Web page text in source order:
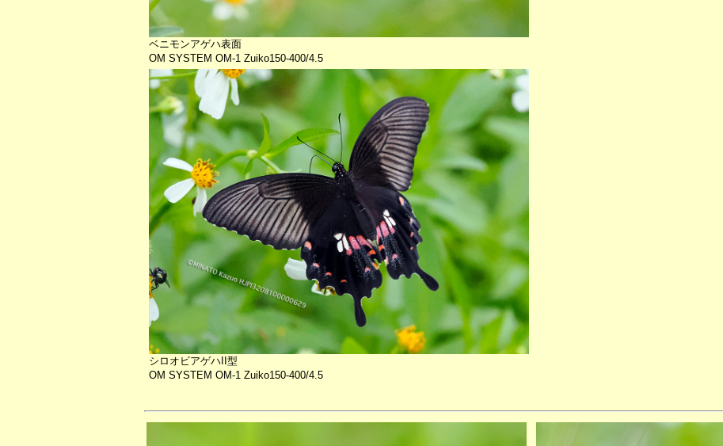
ベニモンアゲハ表面
OM SYSTEM OM-1 Zuiko150-400/4.5
シロオビアゲハII型
OM SYSTEM OM-1 Zuiko150-400/4.5